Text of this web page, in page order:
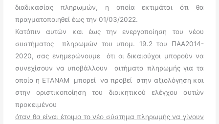
διαδικασίας πληρωμών, η οποία εκτιμάται ότι θα
πραγματοποιηθεί έως την 01/03/2022.
Κατόπιν αυτών και έως την ενεργοποίηση του νέου
συστήματος πληρωμών του υπομ. 19.2 του ΠΑΑ2014-
2020, σας ενημερώνουμε
ότι οι δικαιούχοι μπορούν να
συνεχίσουν να υποβάλλουν αιτήματα πληρωμής για τα
οποία η ΕΤΑΝΑΜ
μπορεί να προβεί
στην αξιολόγηση και
στην οριστικοποίηση του διοικητικού ελέγχου αυτών
προκειμένου
όταν θα είναι έτοιμο το νέο σύστημα πληρωμής να γίνουν